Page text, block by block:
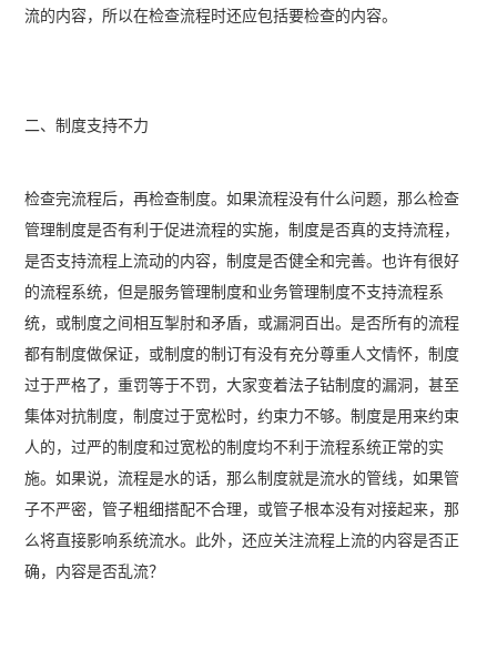
流的内容，所以在检查流程时还应包括要检查的内容。
二、制度支持不力
检查完流程后，再检查制度。如果流程没有什么问题，那么检查
管理制度是否有利于促进流程的实施，制度是否真的支持流程，
是否支持流程上流动的内容，制度是否健全和完善。也许有很好
的流程系统，但是服务管理制度和业务管理制度不支持流程系
统，或制度之间相互掣肘和矛盾，或漏洞百出。是否所有的流程
都有制度做保证，或制度的制订有没有充分尊重人文情怀，制度
过于严格了，重罚等于不罚，大家变着法子钻制度的漏洞，甚至
集体对抗制度，制度过于宽松时，约束力不够。制度是用来约束
人的，过严的制度和过宽松的制度均不利于流程系统正常的实
施。如果说，流程是水的话，那么制度就是流水的管线，如果管
子不严密，管子粗细搭配不合理，或管子根本没有对接起来，那
么将直接影响系统流水。此外，还应关注流程上流的内容是否正
确，内容是否乱流？